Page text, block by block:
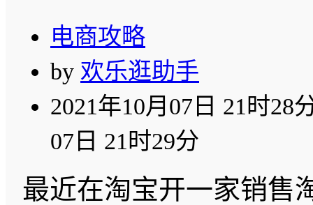
电商攻略
by 欢乐逛助手
2021年10月07日 21时28
07日 21时29分
最近在淘宝开一家销售